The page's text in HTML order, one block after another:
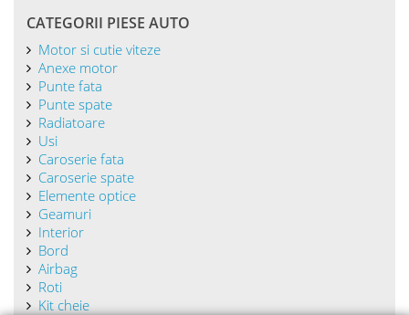
CATEGORII PIESE AUTO
Motor si cutie viteze
Anexe motor
Punte fata
Punte spate
Radiatoare
Usi
Caroserie fata
Caroserie spate
Elemente optice
Geamuri
Interior
Bord
Airbag
Roti
Kit cheie